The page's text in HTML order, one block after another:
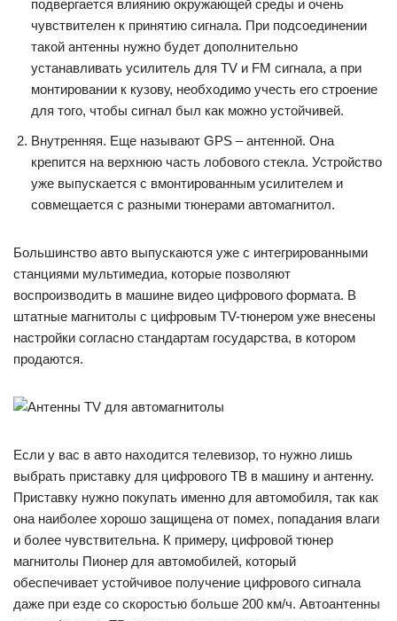
подвергается влиянию окружающей среды и очень
чувствителен к принятию сигнала. При подсоединении
такой антенны нужно будет дополнительно
устанавливать усилитель для TV и FM сигнала, а при
монтировании к кузову, необходимо учесть его строение
для того, чтобы сигнал был как можно устойчивей.
Внутренняя. Еще называют GPS – антенной. Она
крепится на верхнюю часть лобового стекла. Устройство
уже выпускается с вмонтированным усилителем и
совмещается с разными тюнерами автомагнитол.
Большинство авто выпускаются уже с интегрированными
станциями мультимедиа, которые позволяют
воспроизводить в машине видео цифрового формата. В
штатные магнитолы с цифровым TV-тюнером уже внесены
настройки согласно стандартам государства, в котором
продаются.
Если у вас в авто находится телевизор, то нужно лишь
выбрать приставку для цифрового ТВ в машину и антенну.
Приставку нужно покупать именно для автомобиля, так как
она наиболее хорошо защищена от помех, попадания влаги
и более чувствительна. К примеру, цифровой тюнер
магнитолы Пионер для автомобилей, который
обеспечивает устойчивое получение цифрового сигнала
даже при езде со скоростью больше 200 км/ч. Автоантенны